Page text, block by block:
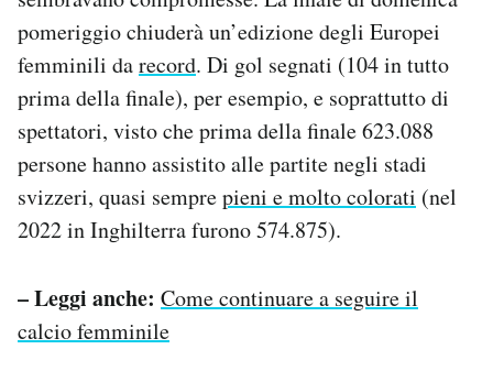
pomeriggio chiuderà un’edizione degli Europei
femminili darecord. Di gol segnati (104 in tutto
prima della finale), per esempio, e soprattutto di
spettatori, visto che prima della finale 623.088
persone hanno assistito alle partite negli stadi
svizzeri, quasi semprepieni e molto colorati (nel
2022 in Inghilterra furono 574.875).
– Leggi anche: Come continuare a seguire il
calcio femminile